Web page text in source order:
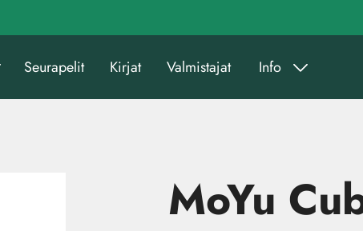
Seurapelit Kirjat Valmistajat Info
MoYu